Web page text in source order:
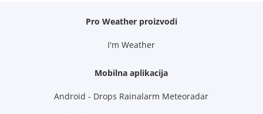
Pro Weather proizvodi
I'm Weather
Mobilna aplikacija
Android - Drops Rainalarm Meteoradar